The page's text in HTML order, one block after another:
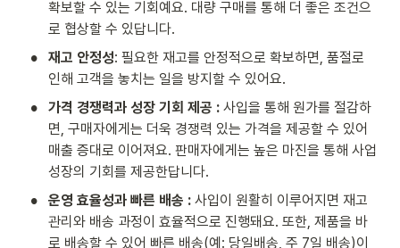
확보할 수 있는 기회예요. 대량 구매를 통해 더 좋은 조건으
로 협상할 수 있답니다.
• 재고 안정성: 필요한 재고를 안정적으로 확보하면, 품절로
인해 고객을 놓치는 일을 방지할 수 있어요.
• 가격 경쟁력과 성장 기회 제공 : 사입을 통해 원가를 절감하
면, 구매자에게는 더욱 경쟁력 있는 가격을 제공할 수 있어
매출 증대로 이어져요. 판매자에게는 높은 마진을 통해 사업
성장의 기회를 제공한답니다.
• 운영 효율성과 빠른 배송 : 사입이 원활히 이루어지면 재고
관리와 배송 과정이 효율적으로 진행돼요. 또한, 제품을 바
로 배송할 수 있어 빠른 배송(예: 당일배송, 주 7일 배송)이